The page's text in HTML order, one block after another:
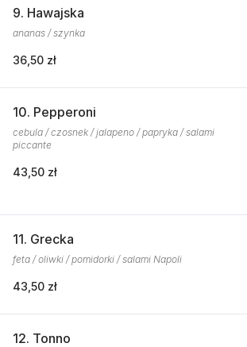
9. Hawajska
ananas / szynka
36,50 zł
10. Pepperoni
cebula / czosnek / jalapeno / papryka / salami
piccante
43,50 zł
11. Grecka
feta / oliwki / pomidorki / salami Napoli
43,50 zł
12. Tonno